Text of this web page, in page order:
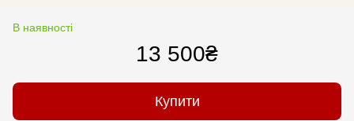
В наявності
13 500₴
Купити